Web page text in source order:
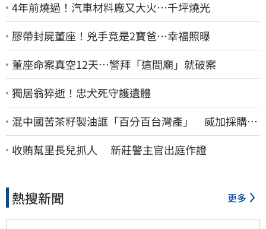
4年前燒過！汽車材料廠又大火…千坪燒光
膠帶封屍董座！兇手竟是2寶爸…幸福照曝
董座命案真空12天…警拜「這間廟」就破案
獨居翁猝逝！忠犬死守護遺體
混中國苦茶籽製油誆「百分百台灣產」 威加採購
員、中間人收押禁見
收賄幫里長兒抓人 新莊警主官出庭作證
熱搜新聞 更多